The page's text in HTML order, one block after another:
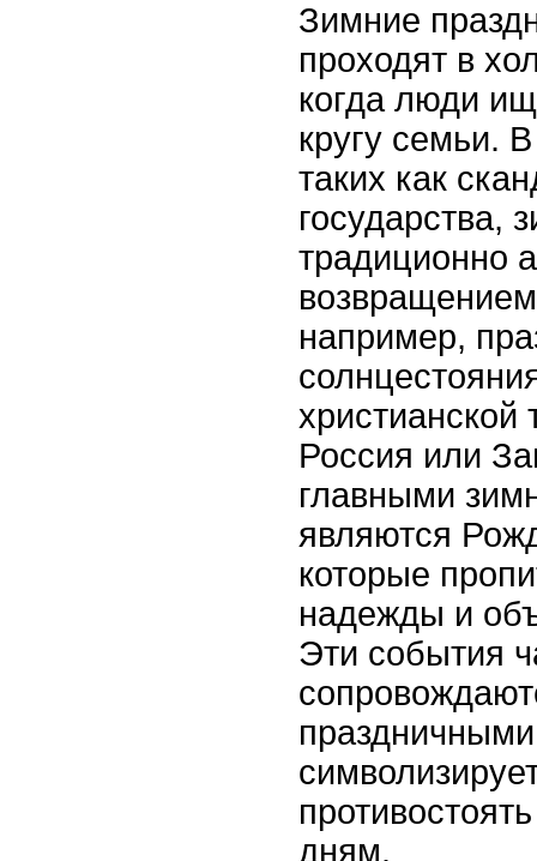
Зимние
проходят в
когда люди
кругу семьи.
таких как
государства,
традиционно
например,
христианской
Россия или
главными
являются
которые
надежды и
Эти события
дням.